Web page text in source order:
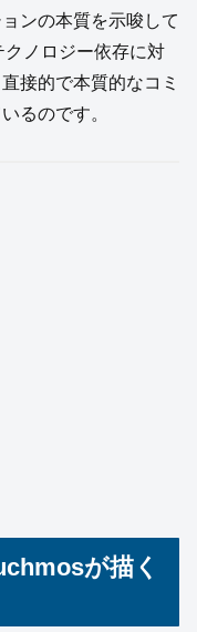
ンの本質を示唆して
ノロジー依存に対
接的で本質的なコミ
るのです。
が描く